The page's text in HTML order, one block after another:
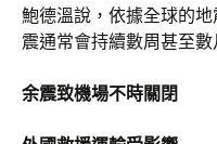
鮑德溫說，依據全球的
震通常會持續數周甚至數
余震致機場不時關閉